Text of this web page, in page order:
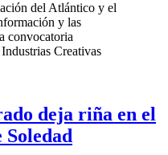
del Atlántico y el
y las
convocatoria
Creativas
deja riña en el